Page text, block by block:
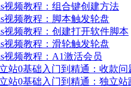
视频教程：组合键创建方法
视频教程：脚本触发轮盘
视频教程：创建打开软件脚本
视频教程：滑轮触发轮盘
视频教程：A1激活会员
站0基础入门到精通：收款
站0基础入门到精通：独立